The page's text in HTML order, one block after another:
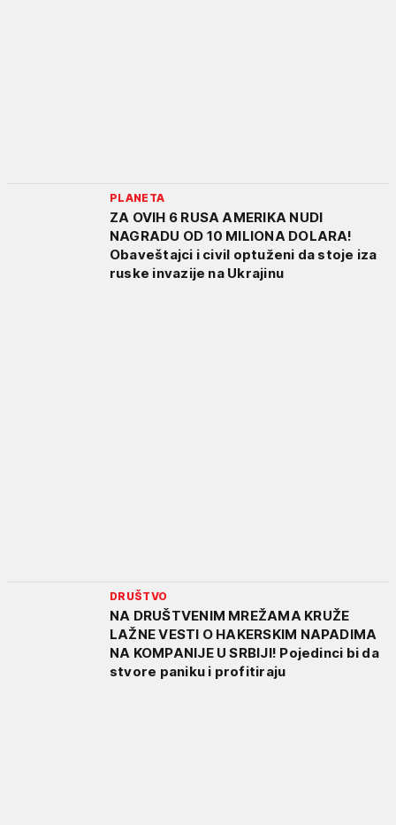
PLANETA
ZA OVIH 6 RUSA AMERIKA NUDI
NAGRADU OD 10 MILIONA DOLARA!
Obaveštajci i civil optuženi da stoje iza
ruske invazije na Ukrajinu
DRUŠTVO
NA DRUŠTVENIM MREŽAMA KRUŽE
LAŽNE VESTI O HAKERSKIM NAPADIMA
NA KOMPANIJE U SRBIJI! Pojedinci bi da
stvore paniku i profitiraju